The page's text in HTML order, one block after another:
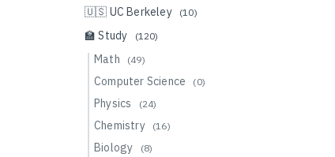
🇺🇸 UC Berkeley (10)
🏫 Study (120)
Math (49)
Computer Science (0)
Physics (24)
Chemistry (16)
Biology (8)